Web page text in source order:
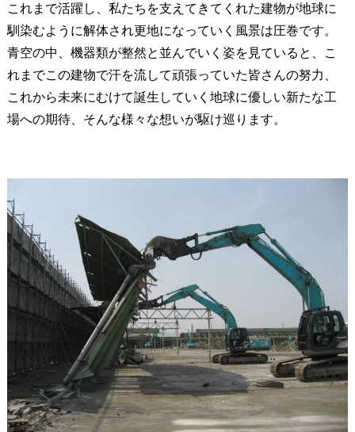
これまで活躍し、私たちを支えてきてくれた建物が地球に
馴染むように解体され更地になっていく風景は圧巻です。
青空の中、機器類が整然と並んでいく姿を見ていると、こ
れまでこの建物で汗を流して頑張っていた皆さんの努力、
これから未来にむけて誕生していく地球に優しい新たな工
場への期待、そんな様々な想いが駆け巡ります。